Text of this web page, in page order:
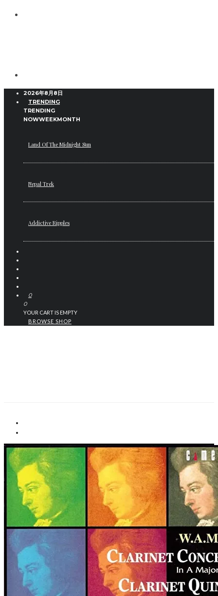
2026年8月8日
TRENDING
TRENDING
NOWWEEKMONTH
Land Of The Midnight Sun
Nepal Trek
Addictive Ripples
0
0
YOUR CART IS EMPTY
BROWSE SHOP